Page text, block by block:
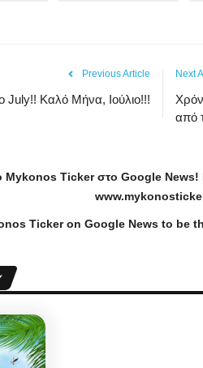
Previous Article
July!! Καλό Μήνα, Ιούλιο!!!
Next
από
Mykonos Tickerστο Google News!
www.
Ticker on Google Newsto be